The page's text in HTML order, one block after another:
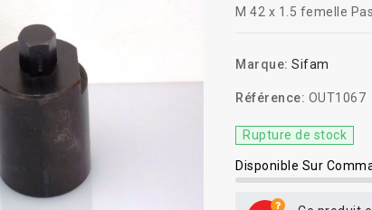
M 42 x 1.5 femelle
Marque: Sifam
Référence: OUT1067
Rupture de stock
Disponible Sur